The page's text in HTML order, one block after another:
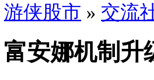
游侠股市 » 交流
富安娜机制升